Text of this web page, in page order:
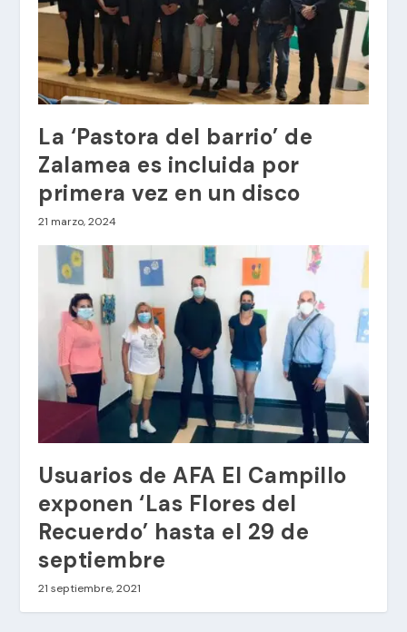
La ‘Pastora del barrio’ de
Zalamea es incluida por
primera vez en un disco
21 marzo, 2024
Usuarios de AFA El Campillo
exponen ‘Las Flores del
Recuerdo’ hasta el 29 de
septiembre
21 septiembre, 2021